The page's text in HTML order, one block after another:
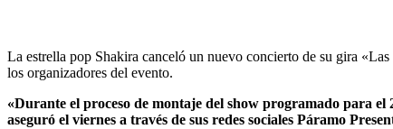
La estrella pop Shakira canceló un nuevo concierto de su gira
los organizadores del evento.
«Durante el proceso de montaje del show programado para
aseguró el viernes a través de sus redes sociales Páramo